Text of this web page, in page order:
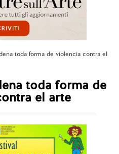
toda forma de violencia contra el
toda forma de
el arte